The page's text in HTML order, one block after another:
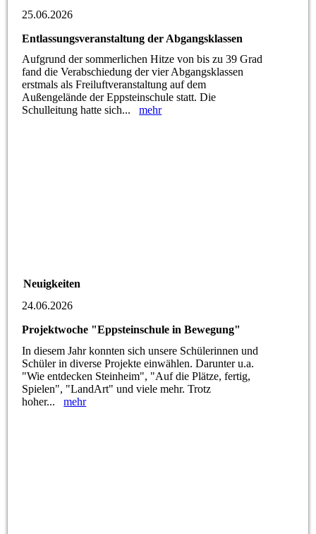
25.06.2026
Entlassungsveranstaltung der Abgangsklassen
Aufgrund der sommerlichen Hitze von bis zu 39 Grad
fand die Verabschiedung der vier Abgangsklassen
erstmals als Freiluftveranstaltung auf dem
Außengelände der Eppsteinschule statt. Die
Schulleitung hatte sich...mehr
Neuigkeiten
24.06.2026
Projektwoche "Eppsteinschule in Bewegung"
In diesem Jahr konnten sich unsere Schülerinnen und
Schüler in diverse Projekte einwählen. Darunter u.a.
"Wie entdecken Steinheim", "Auf die Plätze, fertig,
Spielen", "LandArt" und viele mehr. Trotz
hoher...mehr